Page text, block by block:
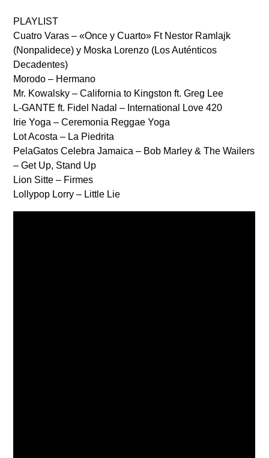
PLAYLIST
Cuatro Varas – «Once y Cuarto» Ft Nestor Ramlajk
(Nonpalidece) y Moska Lorenzo (Los Auténticos
Decadentes)
Morodo – Hermano
Mr. Kowalsky – California to Kingston ft. Greg Lee
L-GANTE ft. Fidel Nadal – International Love 420
Irie Yoga – Ceremonia Reggae Yoga
Lot Acosta – La Piedrita
PelaGatos Celebra Jamaica – Bob Marley & The Wailers
– Get Up, Stand Up
Lion Sitte – Firmes
Lollypop Lorry – Little Lie